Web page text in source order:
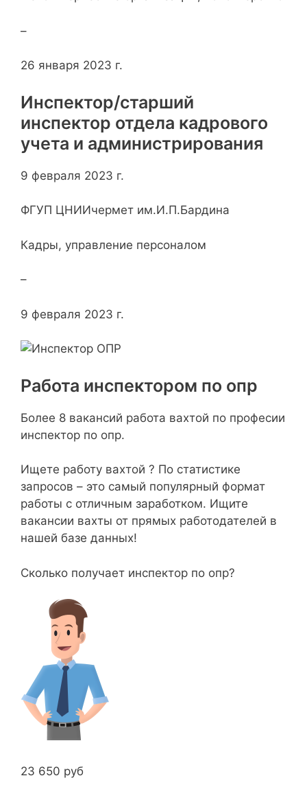
–
26 января 2023 г.
Инспектор/старший
инспектор отдела кадрового
учета и администрирования
9 февраля 2023 г.
ФГУП ЦНИИчермет им.И.П.Бардина
Кадры, управление персоналом
–
9 февраля 2023 г.
Работа инспектором по опр
Более 8 вакансий работа вахтой по професии
инспектор по опр.
Ищете работу вахтой ? По статистике
запросов – это самый популярный формат
работы с отличным заработком. Ищите
вакансии вахты от прямых работодателей в
нашей базе данных!
Сколько получает инспектор по опр?
23 650 руб